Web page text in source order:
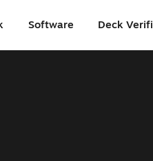
Software Deck